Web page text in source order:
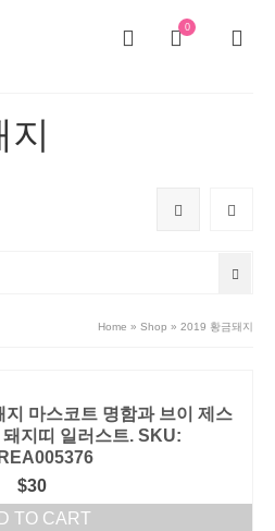
0
지
Home » Shop » 2019 황금돼지
지 마스코트 명함과 브이 제스
지띠 일러스트. SKU:
$30
TO CART